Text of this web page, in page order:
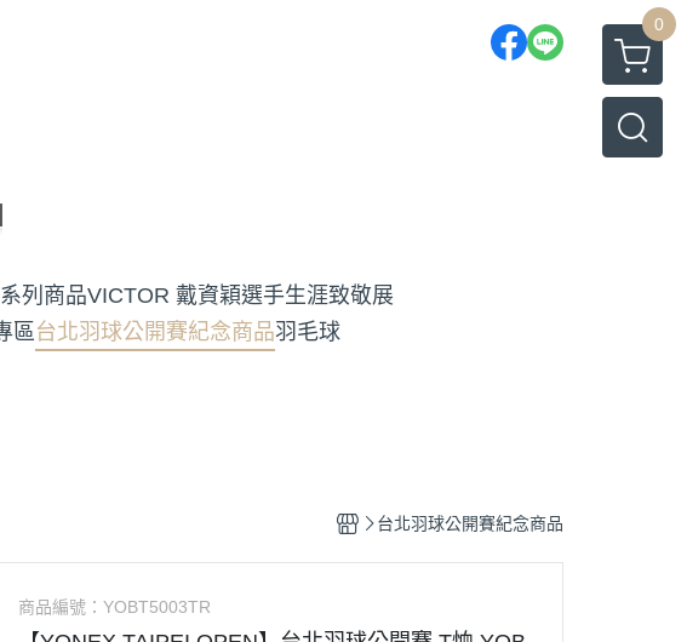
0
列商品VICTOR 戴資穎選手生涯致敬展
區台北羽球公開賽紀念商品羽毛球
台北羽球公開賽紀念商品
商品編號：YOBT5003TR